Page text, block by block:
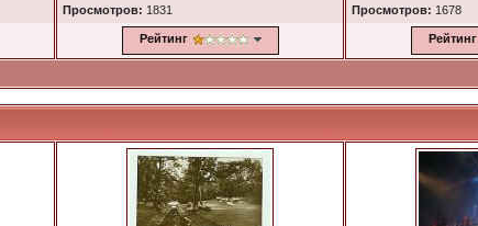
Просмотров: 1831
Рейтинг
Просмотров: 1678
Рейтинг